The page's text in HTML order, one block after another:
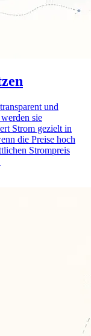
und
sie
Strom gezielt in
die Preise hoch
Strompreis